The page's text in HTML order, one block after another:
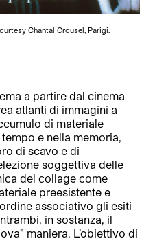
Chantal Crousel, Parigi.
a partire dal cinema
atlanti di immagini a
di materiale
e nella memoria,
di scavo e di
soggettiva delle
del collage come
preesistente e
associativo gli esiti
in sostanza, il
maniera. L’obiettivo di